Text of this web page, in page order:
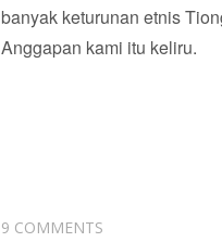
banyak keturunan etnis
Anggapan kami itu keliru.
9 COMMENTS